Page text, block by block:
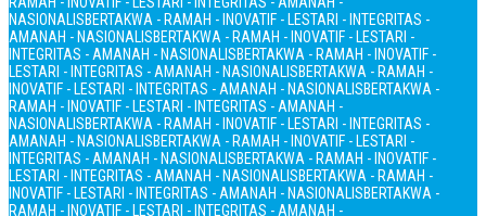
NASIONALISBERTAKWA - RAMAH - INOVATIF - LESTARI - INTEGRITAS -
AMANAH - NASIONALISBERTAKWA - RAMAH - INOVATIF - LESTARI -
INTEGRITAS - AMANAH - NASIONALISBERTAKWA - RAMAH - INOVATIF -
LESTARI - INTEGRITAS - AMANAH - NASIONALISBERTAKWA - RAMAH -
INOVATIF - LESTARI - INTEGRITAS - AMANAH - NASIONALISBERTAKWA -
RAMAH - INOVATIF - LESTARI - INTEGRITAS - AMANAH -
NASIONALISBERTAKWA - RAMAH - INOVATIF - LESTARI - INTEGRITAS -
AMANAH - NASIONALISBERTAKWA - RAMAH - INOVATIF - LESTARI -
INTEGRITAS - AMANAH - NASIONALISBERTAKWA - RAMAH - INOVATIF -
LESTARI - INTEGRITAS - AMANAH - NASIONALISBERTAKWA - RAMAH -
INOVATIF - LESTARI - INTEGRITAS - AMANAH - NASIONALISBERTAKWA -
RAMAH - INOVATIF - LESTARI - INTEGRITAS - AMANAH -